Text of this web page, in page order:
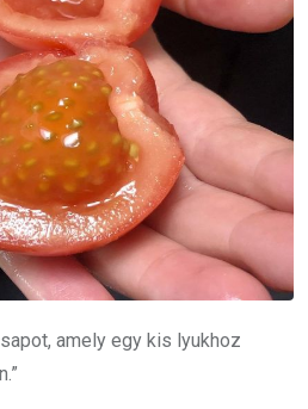
amely egy kis lyukhoz